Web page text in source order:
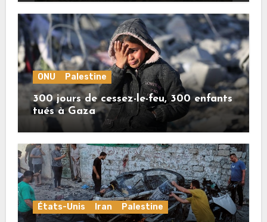
ONU Palestine
300 jours de cessez-le-feu, 300 enfants
tués à Gaza
États-Unis Iran Palestine